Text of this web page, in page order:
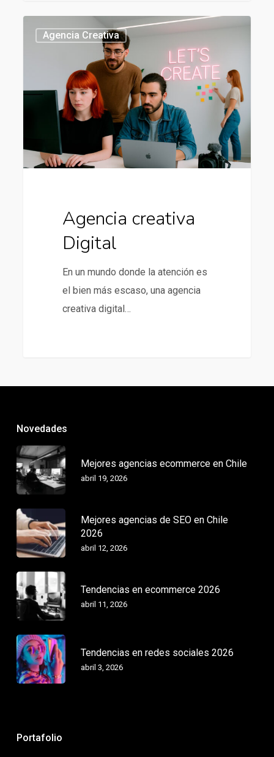
creativa
Agencia Creativa
Agencia creativa
Digital
En un mundo donde la atención es
el bien más escaso, una agencia
creativa digital…
Novedades
Mejores agencias ecommerce en Chile
abril 19, 2026
Mejores agencias de SEO en Chile
2026
abril 12, 2026
Tendencias en ecommerce 2026
abril 11, 2026
Tendencias en redes sociales 2026
abril 3, 2026
Portafolio